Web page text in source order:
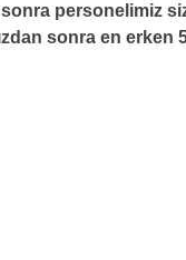
personelimiz
sonra en